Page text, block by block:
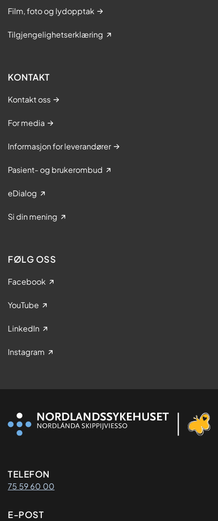
Film, foto og lydopptak
Tilgjengelighetserklæring
KONTAKT
Kontakt oss
For media
Informasjon for leverandører
Pasient- og brukerombud
eDialog
Si din mening
FØLG OSS
Facebook
YouTube
LinkedIn
Instagram
Kontaktinformasjon
TELEFON
75 59 60 00
E-POST